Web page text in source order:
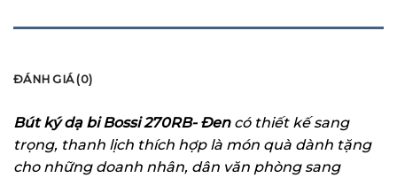
ĐÁNH GIÁ (0)
Bút ký dạ bi Bossi 270RB- Đen có thiết kế sang
trọng, thanh lịch thích hợp là món quà dành tặng
cho những doanh nhân, dân văn phòng sang